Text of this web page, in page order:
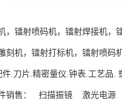
，镭射喷码机，镭射焊接机，
刻机，镭射打标机，镭射喷码
.刀片.精密量仪.钟表.工艺品
件销售： 扫描振镜 激光电